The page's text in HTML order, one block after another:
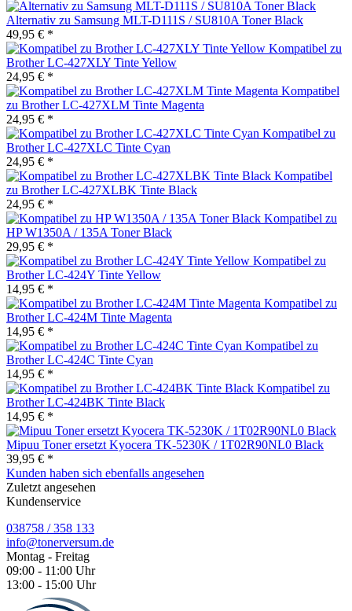
Alternativ zu Samsung MLT-D111S / SU810A Toner Black
49,95 € *
Kompatibel zu
Brother LC-427XLY Tinte Yellow
24,95 € *
Kompatibel
zu Brother LC-427XLM Tinte Magenta
24,95 € *
Kompatibel zu
Brother LC-427XLC Tinte Cyan
24,95 € *
Kompatibel
zu Brother LC-427XLBK Tinte Black
24,95 € *
Kompatibel zu
HP W1350A / 135A Toner Black
29,95 € *
Kompatibel zu
Brother LC-424Y Tinte Yellow
14,95 € *
Kompatibel zu
Brother LC-424M Tinte Magenta
14,95 € *
Kompatibel zu
Brother LC-424C Tinte Cyan
14,95 € *
Kompatibel zu
Brother LC-424BK Tinte Black
14,95 € *
Mipuu Toner ersetzt Kyocera TK-5230K / 1T02R90NL0 Black
39,95 € *
Kunden haben sich ebenfalls angesehen
Zuletzt angesehen
Kundenservice
038758 / 358 133
info@tonerversum.de
Montag - Freitag
09:00 - 11:00 Uhr
13:00 - 15:00 Uhr